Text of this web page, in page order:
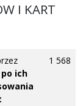
I KART
ich
1 568